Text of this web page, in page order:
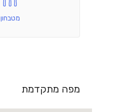
מטבחון
מפה מתקדמת